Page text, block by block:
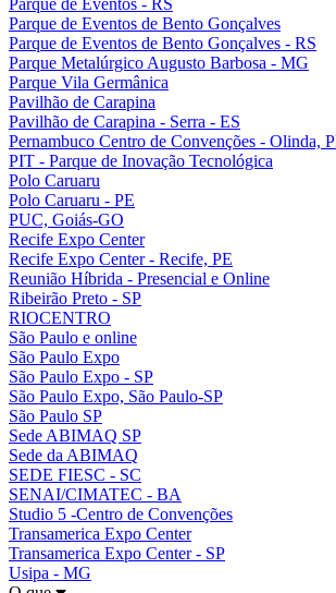
Parque de Eventos de Bento Gonçalves
Parque de Eventos de Bento Gonçalves - RS
Parque Metalúrgico Augusto Barbosa - MG
Parque Vila Germânica
Pavilhão de Carapina
Pavilhão de Carapina - Serra - ES
Pernambuco Centro de Convenções - Olinda,
PIT - Parque de Inovação Tecnológica
Polo Caruaru
Polo Caruaru - PE
PUC, Goiás-GO
Recife Expo Center
Recife Expo Center - Recife, PE
Reunião Híbrida - Presencial e Online
Ribeirão Preto - SP
RIOCENTRO
São Paulo e online
São Paulo Expo
São Paulo Expo - SP
São Paulo Expo, São Paulo-SP
São Paulo SP
Sede ABIMAQ SP
Sede da ABIMAQ
SEDE FIESC - SC
SENAI/CIMATEC - BA
Studio 5 -Centro de Convenções
Transamerica Expo Center
Transamerica Expo Center - SP
Usipa - MG